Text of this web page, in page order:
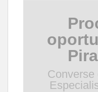
Converse